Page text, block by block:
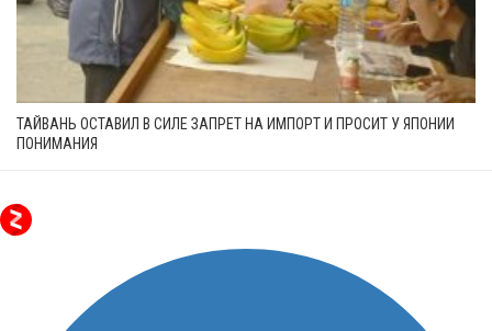
ТАЙВАНЬ ОСТАВИЛ В СИЛЕ ЗАПРЕТ НА ИМПОРТ И ПРОСИТ У ЯПОНИИ
ПОНИМАНИЯ